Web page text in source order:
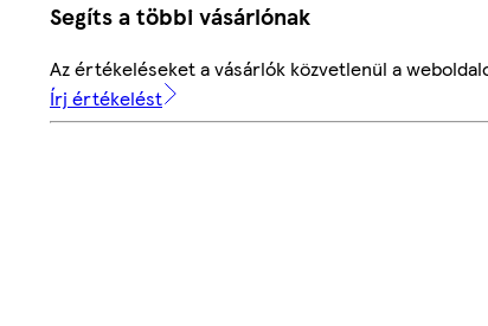
Segíts a többi vásárlónak
Az értékeléseket a vásárlók közvetlenül a
Írj értékelést